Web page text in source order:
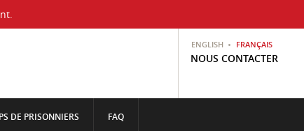
ENGLISH FRANÇAIS
NOUS CONTACTER
DE PRISONNIERS FAQ